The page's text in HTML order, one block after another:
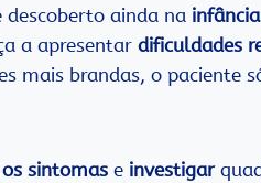
descoberto ainda na infância
a apresentar dificuldades
mais brandas, o paciente
sintomas e investigar